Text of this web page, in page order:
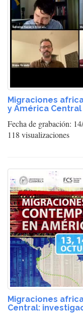
Migraciones
y América Central
Fecha de grabación:
118 visualizaciones
Migraciones
Central: